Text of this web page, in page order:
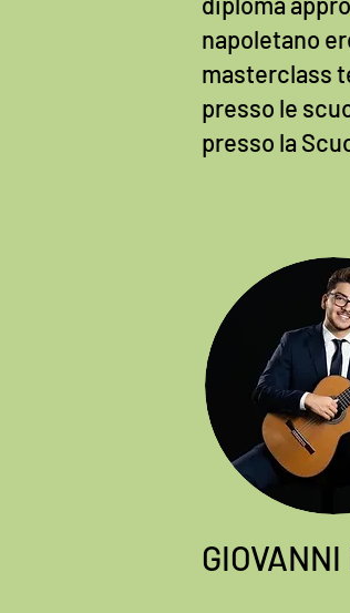
napoletano
masterclass
presso le
presso la
GIOVANNI